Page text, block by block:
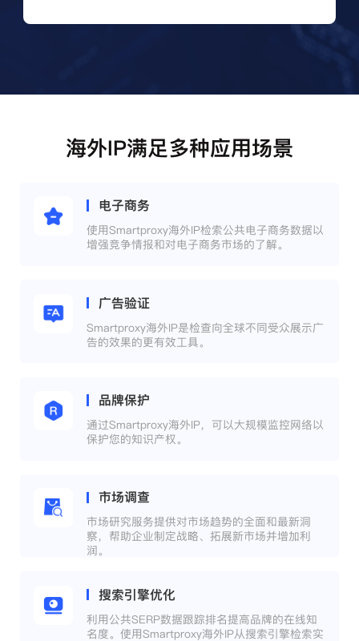
海外IP满足多种应用场景
电子商务
使用Smartproxy海外IP检索公共电子商务数据以
增强竞争情报和对电子商务市场的了解。
广告验证
Smartproxy海外IP是检查向全球不同受众展示广
告的效果的更有效工具。
品牌保护
通过Smartproxy海外IP，可以大规模监控网络以
保护您的知识产权。
市场调查
市场研究服务提供对市场趋势的全面和最新洞
察，帮助企业制定战略、拓展新市场并增加利
润。
搜索引擎优化
利用公共SERP数据跟踪排名提高品牌的在线知
名度。使用Smartproxy海外IP从搜索引擎检索实